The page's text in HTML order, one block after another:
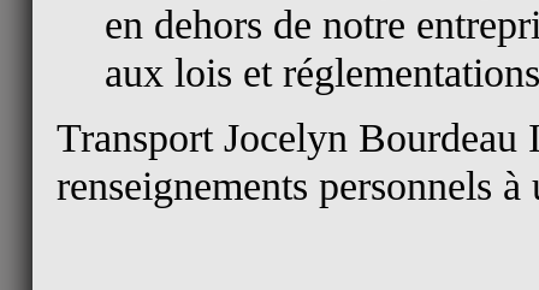
en dehors de notre
aux lois et
Transport Jocelyn Bourdeau
renseignements personnels